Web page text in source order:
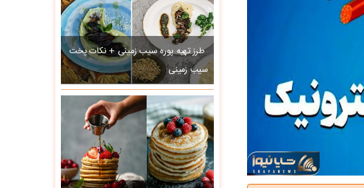
طرز تهیه پوره سیب زمینی + نکات پخت
سیب زمینی